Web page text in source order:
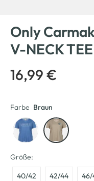
Only
V-NECK
16,99 €
Farbe Braun
Größe:
40/42 42/44 46/